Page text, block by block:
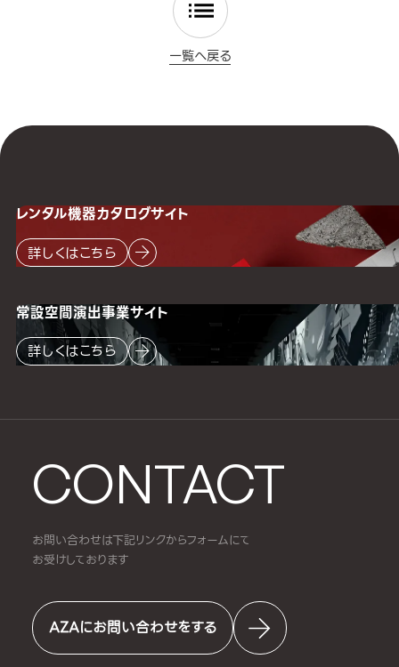
一覧へ戻る
CONTACT
お問い合わせは下記リンクからフォームにて
お受けしております
AZAにお問い合わせをする
レンタル機器カタログサイト
詳しくはこちら
常設空間演出事業サイト
詳しくはこちら